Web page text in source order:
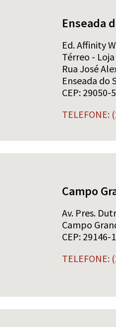
Enseada
Ed. Affinity
Térreo - Loja
Rua José
Enseada do
CEP: 29050-
TELEFONE:
Campo
Av. Pres.
Campo
CEP: 29146-
TELEFONE: